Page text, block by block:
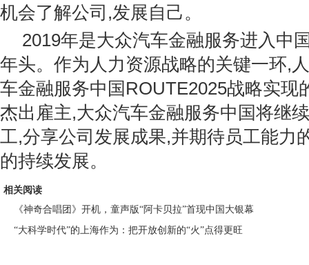
机会了解公司,发展自己。
2019年是大众汽车金融服务进入中
年头。作为人力资源战略的关键一环,
车金融服务中国ROUTE2025战略实现
杰出雇主,大众汽车金融服务中国将继
工,分享公司发展成果,并期待员工能力
的持续发展。
相关阅读
《神奇合唱团》开机，童声版“阿卡贝拉”首现中国大银幕
“大科学时代”的上海作为：把开放创新的“火”点得更旺